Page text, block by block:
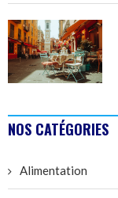
NOS CATÉGORIES
Alimentation